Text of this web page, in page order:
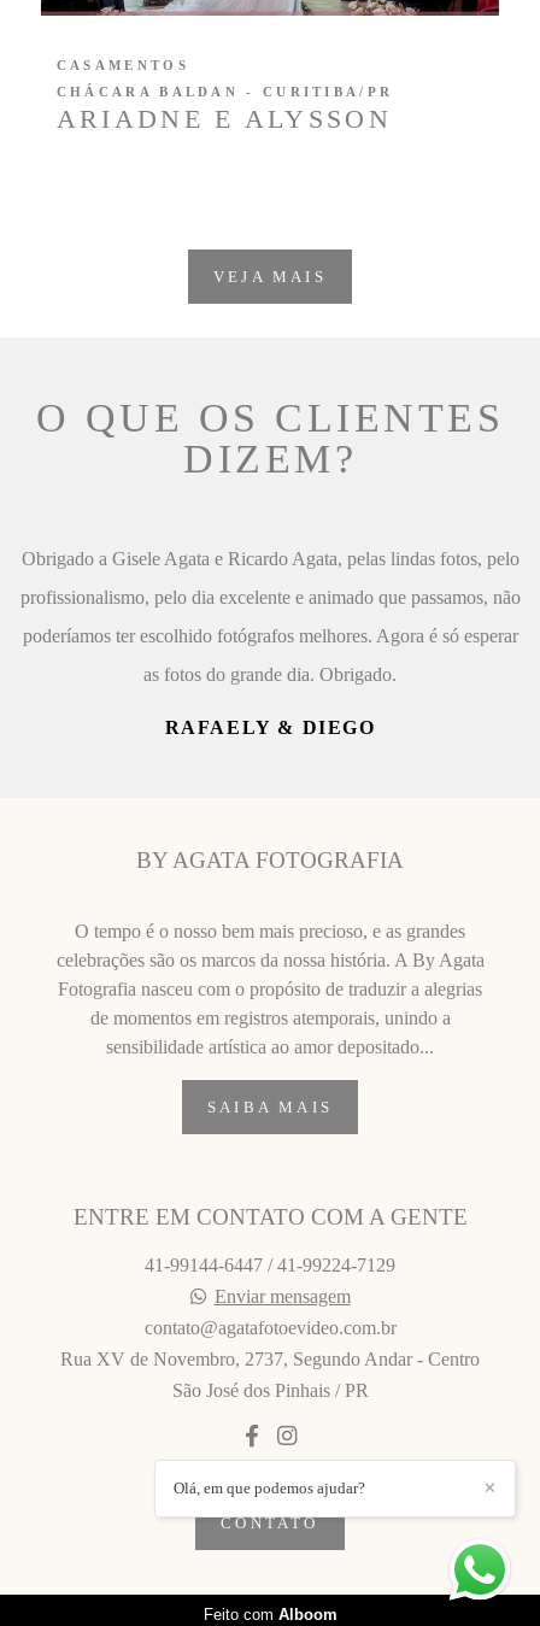
ARIADNE E ALYSSON
CASAMENTOS
CHÁCARA BALDAN - CURITIBA/PR
VEJA MAIS
O QUE OS CLIENTES
DIZEM?
Obrigado a Gisele Agata e Ricardo Agata, pelas lindas fotos, pelo
profissionalismo, pelo dia excelente e animado que passamos, não
poderíamos ter escolhido fotógrafos melhores. Agora é só esperar
as fotos do grande dia. Obrigado.
RAFAELY & DIEGO
BY AGATA FOTOGRAFIA
O tempo é o nosso bem mais precioso, e as grandes
celebrações são os marcos da nossa história. A By Agata
Fotografia nasceu com o propósito de traduzir a alegrias
de momentos em registros atemporais, unindo a
sensibilidade artística ao amor depositado...
SAIBA MAIS
ENTRE EM CONTATO COM A GENTE
41-99144-6447 / 41-99224-7129
Enviar mensagem
contato@agatafotoevideo.com.br
Rua XV de Novembro, 2737, Segundo Andar - Centro
São José dos Pinhais / PR
CONTATO
✕
Olá, em que podemos ajudar?
Feito com Alboom